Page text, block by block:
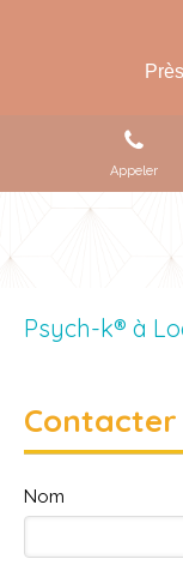
Appeler
Psych-k® à
Contacter
Nom